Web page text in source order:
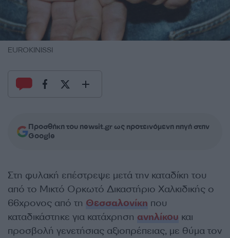
EUROKINISSI
Προσθήκη του newsit.gr ως προτεινόμενη πηγή στην
Google
Στη φυλακή επέστρεψε μετά την καταδίκη του
από το Μικτό Ορκωτό Δικαστήριο Χαλκιδικής ο
66χρονος από τη Θεσσαλονίκη που
καταδικάστηκε για κατάχρηση ανηλίκου και
προσβολή γενετήσιας αξιοπρέπειας, με θύμα τον